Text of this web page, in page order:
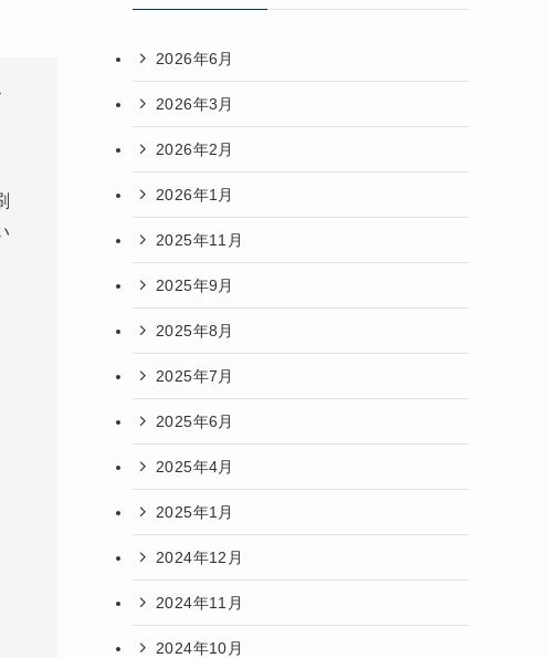
2026年6月
2026年3月
2026年2月
2026年1月
2025年11月
2025年9月
2025年8月
2025年7月
2025年6月
2025年4月
2025年1月
2024年12月
2024年11月
2024年10月